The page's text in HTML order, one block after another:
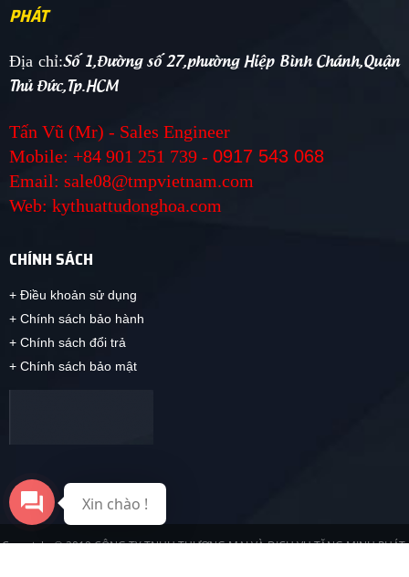
PHÁT
Địa chỉ:Số 1,Đường số 27,phường Hiệp Bình Chánh,Quận
Thủ Đức,Tp.HCM
Tấn Vũ (Mr) - Sales Engineer
Mobile: +84 901 251 739 - 0917 543 068
Email: sale08@tmpvietnam.com
Web: kythuattudonghoa.com
CHÍNH SÁCH
+ Điều khoản sử dụng
+ Chính sách bảo hành
+ Chính sách đổi trả
+ Chính sách bảo mật
Copyright © 2019 CÔNG TY TNHH THƯƠNG MẠI VÀ DỊCH VỤ TĂNG MINH PHÁT.
Xin chào !